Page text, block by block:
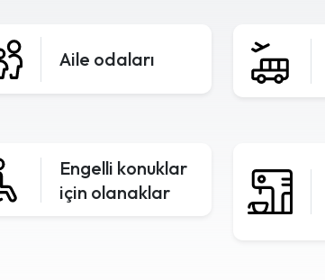
Aile odaları
Engelli konuklar
için olanaklar